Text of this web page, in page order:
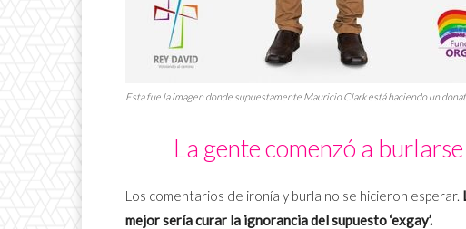
Esta fue la imagen donde supuestamente Mauricio Clark está haciendo un
La gente comenzó a
Los comentarios de ironía y burla no se hicieron esperar.
mejor sería curar la ignorancia del supuesto ‘exgay’.